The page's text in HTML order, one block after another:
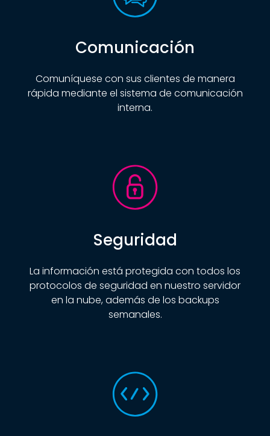
Comunicación
Comuníquese con sus clientes de manera
rápida mediante el sistema de comunicación
interna.
Seguridad
La información está protegida con todos los
protocolos de seguridad en nuestro servidor
en la nube, además de los backups
semanales.